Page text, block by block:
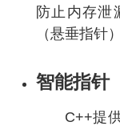
防止内存泄
（悬垂指针）
智能指针
C++提